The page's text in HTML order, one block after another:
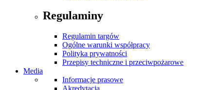
Regulaminy
Regulamin targów
Ogólne warunki współpracy
Polityka prywatności
Przepisy techniczne i przeciwpożarowe
Media
Informacje prasowe